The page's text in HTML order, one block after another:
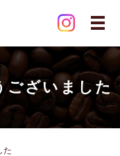
ございました
た